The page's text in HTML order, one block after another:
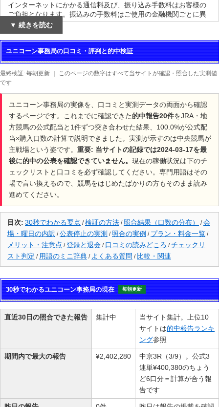
インターネットにかかる通信料及び、振り込み手数料はお客様の
ご負担となります。振込みの手数料はご使用の金融機関ごとに異
なります。
・商品の引渡しについての説明
ご購入手続きの完了後。レース開催日の前日もしくは当日となり
ます。
・返品/返金についての注意書き
・コンテンツについて
購入ページ、的中実績、問い合わせなど最低限の機能のみとなっ
ておりました。
コラムなどのコンテンツは用意が確認できませんでした。
・100%安心保障サービスの用意
適用条件がありました。
有料プランへの参加が初めてである事、【100%安心保障】へのお
申込みがお済である事。
保障内容は、万が一ご参加されたプランにて100%の回収が出来な
記載ありました。
ポイントは、下記の「ポイント限定プラン」で利用する事ができ
るようです。
Hit Maker
三連複2レース提供
Treasure
3連単2レース提供
競馬やるなら万馬券、帯札でなければ夢が無い。レース選定か
ら、軸選びまで高配当のみを目指すプラン!
▼ 続きを読む
ユニコーン事務局の口コミ・評判と的中検証
最終検証: 毎朝更新 ｜ このページの数字はすべて当サイトが確認・照合した実測値
です
ユニコーン事務局の実像を、口コミと実測データの両面から確認
するページです。これまでに確認できた的中報告20件をJRA・地
方競馬の公式配当と1件ずつ突き合わせた結果、100.0%が公式配
当×購入口数の計算で説明できました。実測が示すのは中央競馬が
主戦場という姿です。 重要: 当サイトの記録では2024-03-17を最
後に的中の公表を確認できていません。 現在の稼働状況は下のチ
ェックリストと口コミを必ず確認してください。専門用語はその
場で言い換えるので、競馬をはじめたばかりの方もそのまま読み
進めてください。
目次: 30秒でわかる要点 /検証の方法 / 照合結果（口数の分布） /会
場・曜日の内訳 /公表停止の実測 / 照合の実例 / プラン・料金一覧 /
メリット・注意点 /登録と退会 / 口コミの読みどころ /チェックリ
スト判定 / 用語のミニ辞典 / よくある質問 / 比較・関連
30秒でわかるユニコーン事務局の現在 毎朝更新
直近30日の照合できた報告 集計中
当サイト集計。上位10
サイトは的中報告ランキ
ング参照
期間内で最大の報告 ¥2,402,280
中京3R（3/9）。公式3
連単¥400,380のちょう
ど6口分＝計算が合う報
告です